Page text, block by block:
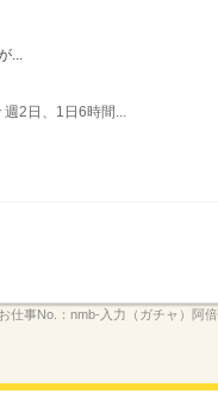
...
2日、1日6時間...
お仕事No.： nmb-入力（ガチャ）阿